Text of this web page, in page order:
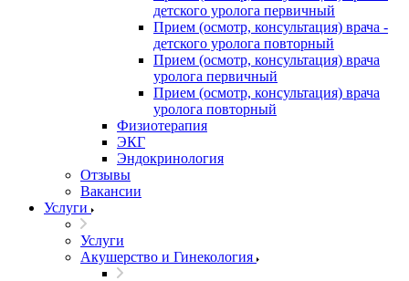
детского уролога первичный
Прием (осмотр, консультация) врача -
детского уролога повторный
Прием (осмотр, консультация) врача
уролога первичный
Прием (осмотр, консультация) врача
уролога повторный
Физиотерапия
ЭКГ
Эндокринология
Отзывы
Вакансии
Услуги
Услуги
Акушерство и Гинекология